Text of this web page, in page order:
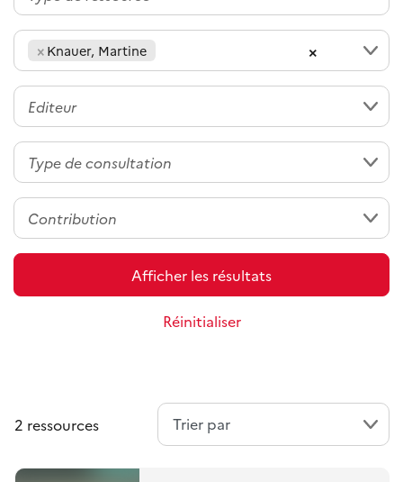
×
× Knauer, Martine
Afficher les résultats
Réinitialiser
2 ressources